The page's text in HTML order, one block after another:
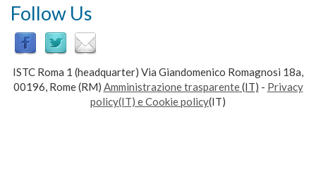
estrinseche
ed
intrinseche
Follow Us
ISTC Roma 1 (headquarter) Via Giandomenico Romagnosi 18a,
00196, Rome (RM) Amministrazione trasparente(IT) - Privacy
policy(IT) e Cookie policy(IT)